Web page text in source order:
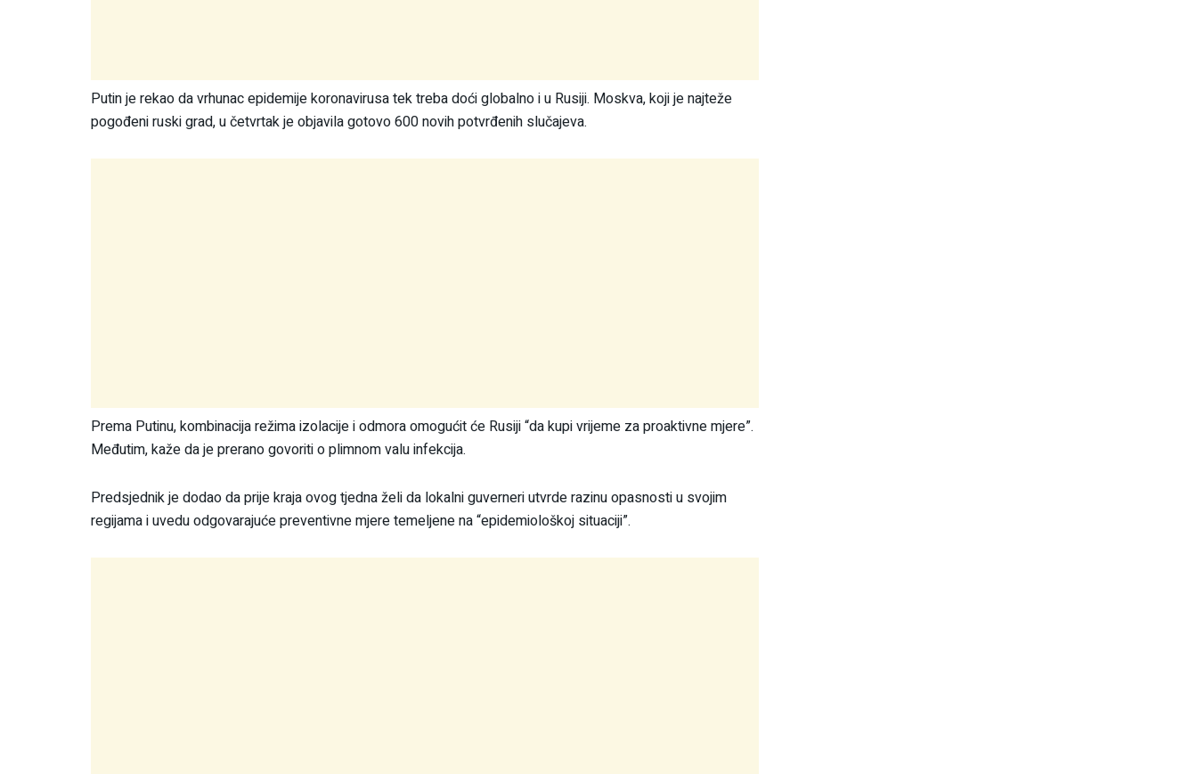
Putin je rekao da vrhunac epidemije koronavirusa tek treba doći globalno i u Rusiji. Moskva, koji je najteže
pogođeni ruski grad, u četvrtak je objavila gotovo 600 novih potvrđenih slučajeva.
Prema Putinu, kombinacija režima izolacije i odmora omogućit će Rusiji “da kupi vrijeme za proaktivne mjere”.
Međutim, kaže da je prerano govoriti o plimnom valu infekcija.
Predsjednik je dodao da prije kraja ovog tjedna želi da lokalni guverneri utvrde razinu opasnosti u svojim
regijama i uvedu odgovarajuće preventivne mjere temeljene na “epidemiološkoj situaciji”.